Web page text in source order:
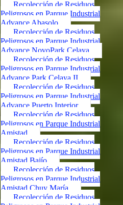
Recolección de Residuos
Peligrosos en Parque Industrial
Advance Abasolo
Recolección de Residuos
Peligrosos en Parque Industrial
Advance NovoPark Celaya
Recolección de Residuos
Peligrosos en Parque Industrial
Advance Park Celaya II
Recolección de Residuos
Peligrosos en Parque Industrial
Advance Puerto Interior
Recolección de Residuos
Peligrosos en Parque Industrial
Amistad
Recolección de Residuos
Peligrosos en Parque Industrial
Amistad Bajío
Recolección de Residuos
Peligrosos en Parque Industrial
Amistad Chuy María
Recolección de Residuos